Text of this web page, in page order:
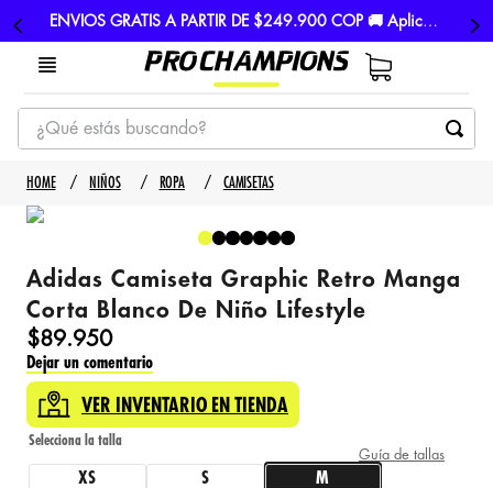
ENVIOS GRATIS A PARTIR DE $249.900 COP 🚚 Aplican TyC
¿Qué estás buscando?
TÉRMINOS MÁS BUSCADOS
1
3. nike
4. guayos
5. gorras
NIÑOS ROPA CAMISETAS
Adidas Camiseta Graphic Retro Manga
Corta Blanco De Niño Lifestyle
$89.950
Dejar un comentario
VER INVENTARIO EN TIENDA
Guía de tallas
XS S M